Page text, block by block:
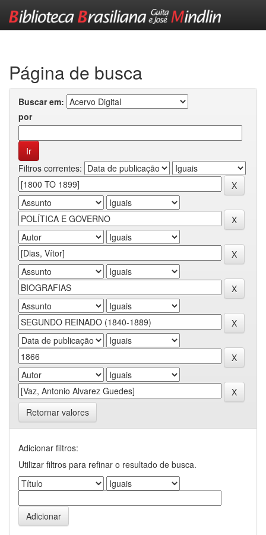
Página de busca
Buscar em:
por
Filtros correntes:
Retornar valores
Adicionar filtros:
Utilizar filtros para refinar o resultado de busca.